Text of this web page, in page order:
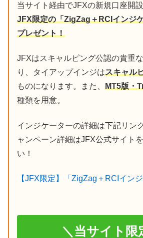
当サイト経由でJFXの新規口座開
JFX限定の「ZigZag＋RCIインジ
プレゼント！
JFXはスキャルピング公認の貴重
り、タイアップインジはスキャル
ものになります。また、 MT5版・
種類を用意。
インジケーターの詳細は下記リン
ャンペーン詳細はJFX公式サイト
い！
【JFX限定】「ZigZag＋RCIイン
＼当サイト限